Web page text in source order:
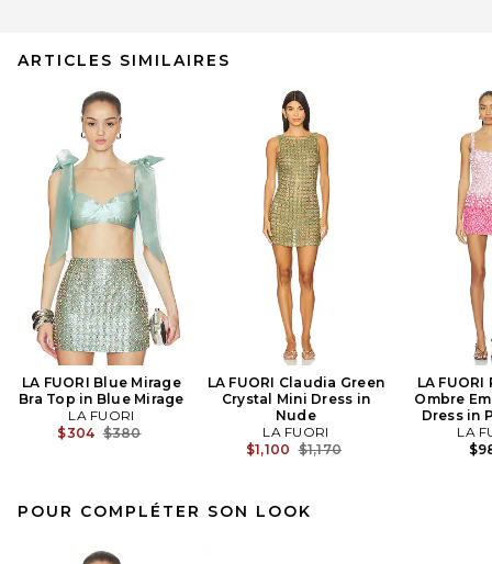
ARTICLES SIMILAIRES
LA FUORI Blue Mirage
Bra Top in Blue Mirage
LA FUORI
$304 Previous price:
$380
LA FUORI Claudia Green
Crystal Mini Dress in
Nude
LA FUORI
$1,100 Previous price:
$1,170
LA
Ombre
Dress in
LA
POUR COMPLÉTER SON LOOK